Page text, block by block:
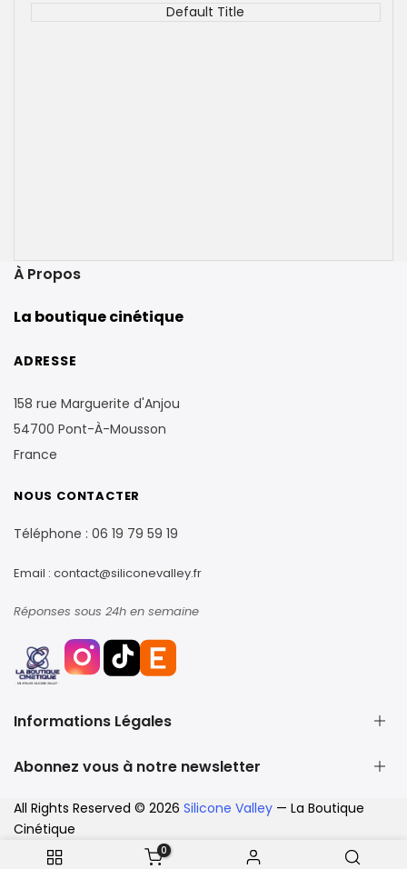
Default Title
À Propos
La boutique cinétique
ADRESSE
158 rue Marguerite d'Anjou
54700 Pont-À-Mousson
France
NOUS CONTACTER
Téléphone : 06 19 79 59 19
Email : contact@siliconevalley.fr
Réponses sous 24h en semaine
Informations Légales
Conditions générales de vente et d'utilisation
Politique de confidentialité
Mentions légales
Abonnez vous à notre newsletter
Abonnez-vous à notre newsletter et obtenez 10% de
réduction sur votre premier achat
All Rights Reserved © 2026 Silicone Valley — La Boutique
Cinétique
0